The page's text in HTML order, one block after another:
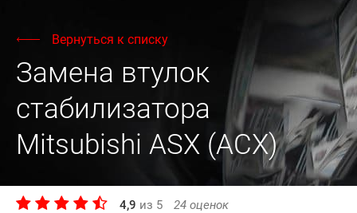
Вернуться к списку
Замена втулок
стабилизатора
Mitsubishi ASX (АСХ)
4,9 из 5 24 оценок